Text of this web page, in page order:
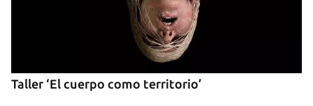
Taller ‘El cuerpo como territorio’